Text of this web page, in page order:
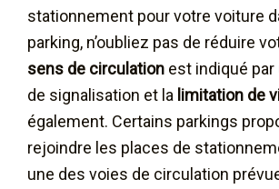
stationnement pour votre voiture
parking, n’oubliez pas de réduire
sens de circulation est indiqué par
de signalisation et la limitation de
également. Certains parkings
rejoindre les places de
une des voies de circulation